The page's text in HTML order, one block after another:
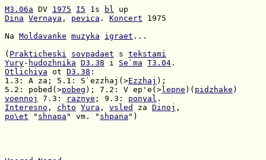
M3.06a DV 1975 I5 1s bl
Dina Vernaya , pevica . Koncert 1975
Na Moldavanke muzyka igraet ...
( Prakticheski sovpadaet s tekstami
Yury- hudozhnika D3.38 i Se`ma T3.04
Otlichiya ot D3.38
1.3: A za; 5.1: S`ezzhaj(>Ezzhaj
5.2: pobed(>pobeg ); 7.2: V ep'e(>lepne )( pidzhake
voennoj
7.3: raznye ; 9.3: ponyal
Interesno , chto Yura , vsled za Dinoj
po\et " shnapa " vm. " shpana ")